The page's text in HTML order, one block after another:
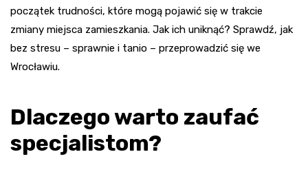
początek trudności, które mogą pojawić się w trakcie
zmiany miejsca zamieszkania. Jak ich uniknąć? Sprawdź, jak
bez stresu – sprawnie i tanio – przeprowadzić się we
Wrocławiu.
Dlaczego warto zaufać
specjalistom?